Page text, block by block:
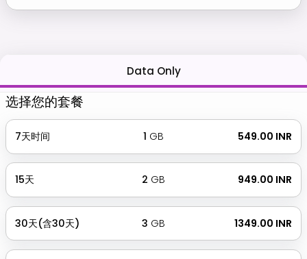
Data Only
选择您的套餐
7天时间 1 GB ₹ 549.00 INR
15天 2 GB ₹ 949.00 INR
30天(含30天) 3 GB ₹ 1349.00 INR